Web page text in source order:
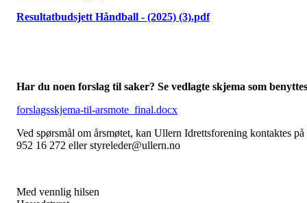
Resultatbudsjett Håndball - (2025) (3).pdf
Har du noen forslag til saker? Se vedlagte skjema som
forslagsskjema-til-arsmote_final.docx
Ved spørsmål om årsmøtet, kan Ullern Idrettsforening kontaktes på
952 16 272 eller styreleder@ullern.no
Med vennlig hilsen